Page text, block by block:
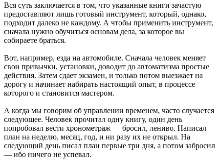
Вся суть заключается в том, что указанные книги зачастую
предоставляют лишь готовый инструмент, который, однако,
подходит далеко не каждому. А чтобы применить инструмент,
сначала нужно обучиться основам дела, за которое вы
собираете браться.
Вот, например, езда на автомобиле. Сначала человек меняет
свои привычки, установки, доводит до автоматизма простые
действия. Затем сдает экзамен, и только потом выезжает на
дорогу и начинает набирать настоящий опыт, в процессе
которого и становится мастером.
А когда мы говорим об управлении временем, часто случается
следующее. Человек прочитал одну книгу, один день
попробовал вести хронометраж — бросил, лениво. Написал
план на неделю, месяц, год, и ни разу их не открыл. На
следующий день писал план первые три дня, а потом забросил
— ибо ничего не успевал.